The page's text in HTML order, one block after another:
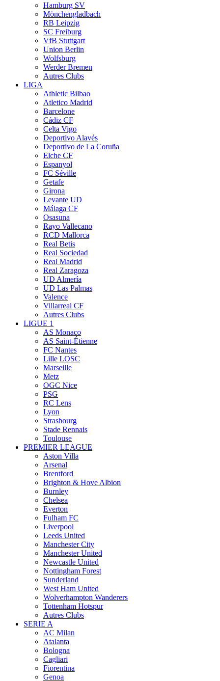
Hamburg SV
Mönchengladbach
RB Leipzig
SC Freiburg
VfB Stuttgart
Union Berlin
Wolfsburg
Werder Bremen
Autres Clubs
LIGA
Athletic Bilbao
Atletico Madrid
Barcelone
Cádiz CF
Celta Vigo
Deportivo Alavés
Deportivo de La Coruña
Elche CF
Espanyol
FC Séville
Getafe
Girona
Levante UD
Málaga CF
Osasuna
Rayo Vallecano
RCD Mallorca
Real Betis
Real Sociedad
Real Madrid
Real Zaragoza
UD Almería
UD Las Palmas
Valence
Villarreal CF
Autres Clubs
LIGUE 1
AS Monaco
AS Saint-Étienne
FC Nantes
Lille LOSC
Marseille
Metz
OGC Nice
PSG
RC Lens
Lyon
Strasbourg
Stade Rennais
Toulouse
PREMIER LEAGUE
Aston Villa
Arsenal
Brentford
Brighton & Hove Albion
Burnley
Chelsea
Everton
Fulham FC
Liverpool
Leeds United
Manchester City
Manchester United
Newcastle United
Nottingham Forest
Sunderland
West Ham United
Wolverhampton Wanderers
Tottenham Hotspur
Autres Clubs
SERIE A
AC Milan
Atalanta
Bologna
Cagliari
Fiorentina
Genoa